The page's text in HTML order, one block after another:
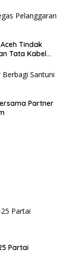
Tindak
Tata Kabel
Partner
Partai